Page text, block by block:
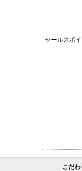
セールスポ
こだわ